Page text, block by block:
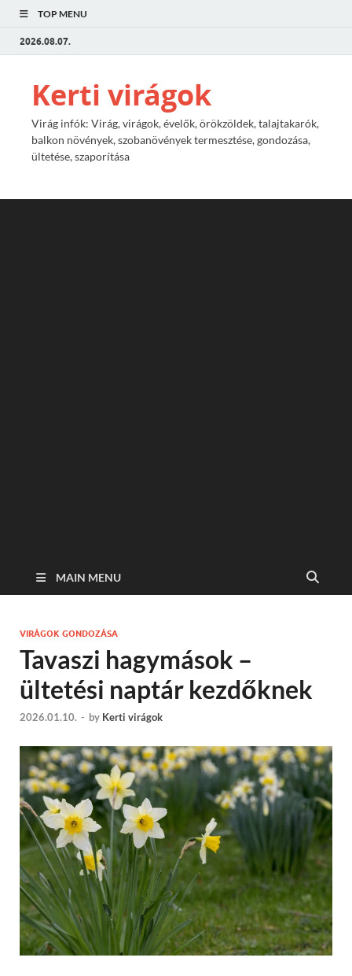
TOP MENU
2026.08.07.
Kerti virágok
Virág infók: Virág, virágok, évelők, örökzöldek, talajtakarók,
balkon növények, szobanövények termesztése, gondozása,
ültetése, szaporítása
MAIN MENU
VIRÁGOK GONDOZÁSA
Tavaszi hagymások –
ültetési naptár kezdőknek
2026.01.10. - by Kerti virágok